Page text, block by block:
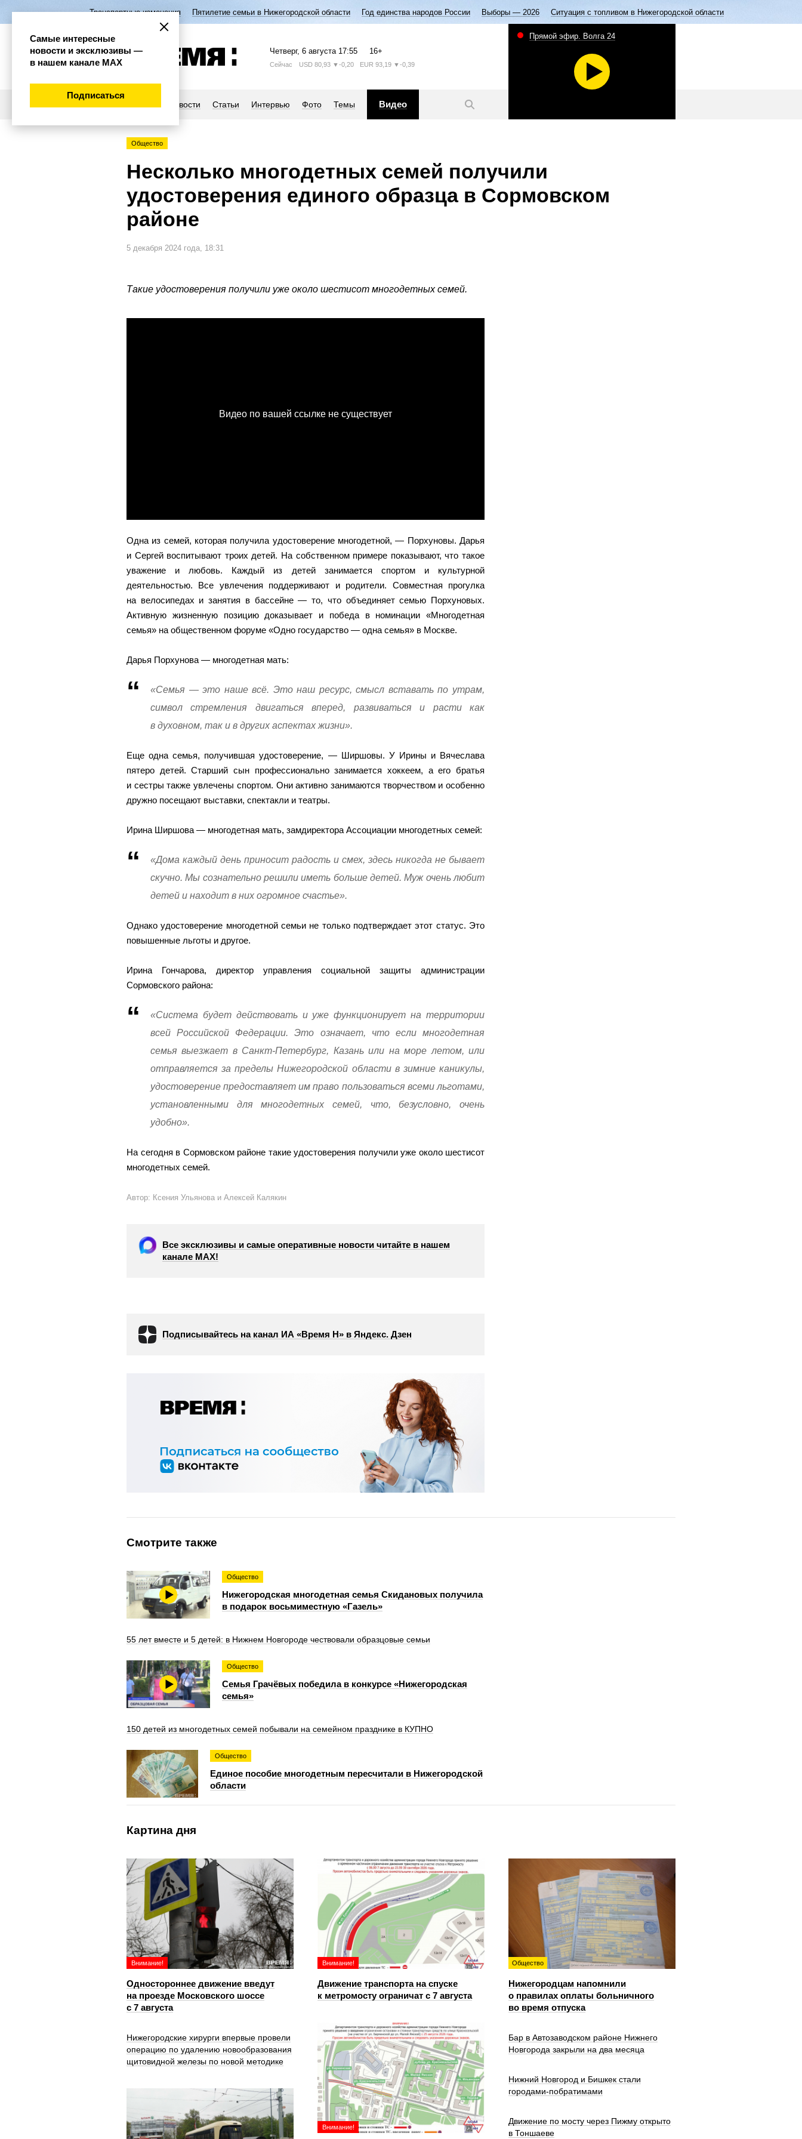
Транспортные изменения Пятилетие семьи в Нижегородской области Год единства народов России Выборы — 2026 Ситуация с топливом в Нижегородской области
Четверг, 6 августа 17:55 16+
Сейчас USD 80,93 ▼-0,20 EUR 93,19 ▼-0,39
Новости Статьи Интервью Фото Темы Видео
Прямой эфир. Волга 24
Общество
Несколько многодетных семей получили
удостоверения единого образца в Сормовском
районе
5 декабря 2024 года, 18:31
Такие удостоверения получили уже около шестисот многодетных семей.
Одна из семей, которая получила удостоверение многодетной, — Порхуновы. Дарья
и Сергей воспитывают троих детей. На собственном примере показывают, что такое
уважение и любовь. Каждый из детей занимается спортом и культурной
деятельностью. Все увлечения поддерживают и родители. Совместная прогулка
на велосипедах и занятия в бассейне — то, что объединяет семью Порхуновых.
Активную жизненную позицию доказывает и победа в номинации «Многодетная
семья» на общественном форуме «Одно государство — одна семья» в Москве.
Дарья Порхунова — многодетная мать:
«Семья — это наше всё. Это наш ресурс, смысл вставать по утрам,
символ стремления двигаться вперед, развиваться и расти как
в духовном, так и в других аспектах жизни».
Еще одна семья, получившая удостоверение, — Ширшовы. У Ирины и Вячеслава
пятеро детей. Старший сын профессионально занимается хоккеем, а его братья
и сестры также увлечены спортом. Они активно занимаются творчеством и особенно
дружно посещают выставки, спектакли и театры.
Ирина Ширшова — многодетная мать, замдиректора Ассоциации многодетных семей:
«Дома каждый день приносит радость и смех, здесь никогда не бывает
скучно. Мы сознательно решили иметь больше детей. Муж очень любит
детей и находит в них огромное счастье».
Однако удостоверение многодетной семьи не только подтверждает этот статус. Это
повышенные льготы и другое.
Ирина Гончарова, директор управления социальной защиты администрации
Сормовского района:
«Система будет действовать и уже функционирует на территории
всей Российской Федерации. Это означает, что если многодетная
семья выезжает в Санкт-Петербург, Казань или на море летом, или
отправляется за пределы Нижегородской области в зимние каникулы,
удостоверение предоставляет им право пользоваться всеми льготами,
установленными для многодетных семей, что, безусловно, очень
удобно».
На сегодня в Сормовском районе такие удостоверения получили уже около шестисот
многодетных семей.
Автор: Ксения Ульянова и Алексей Калякин
Все эксклюзивы и самые оперативные новости читайте в нашем
канале МАХ!
Подписывайтесь на канал ИА «Время Н» в Яндекс. Дзен
Смотрите также
Общество
Нижегородская многодетная семья Скидановых получила
в подарок восьмиместную «Газель»
55 лет вместе и 5 детей: в Нижнем Новгороде чествовали образцовые семьи
Общество
Семья Грачёвых победила в конкурсе «Нижегородская
семья»
150 детей из многодетных семей побывали на семейном празднике в КУПНО
Общество
Единое пособие многодетным пересчитали в Нижегородской
области
Картина дня
Внимание!
Одностороннее движение введут
на проезде Московского шоссе
с 7 августа
Внимание!
Движение транспорта на спуске
к метромосту ограничат с 7 августа
Общество
Нижегородцам напомнили
о правилах оплаты больничного
во время отпуска
Внимание!
Нижегородские хирурги впервые провели
операцию по удалению новообразования
щитовидной железы по новой методике
Бар в Автозаводском районе Нижнего
Новгорода закрыли на два месяца
Нижний Новгород и Бишкек стали
городами-побратимами
Движение по мосту через Пижму открыто
в Тоншаеве
Самые интересные
новости и эксклюзивы —
в нашем канале МАХ
Подписаться